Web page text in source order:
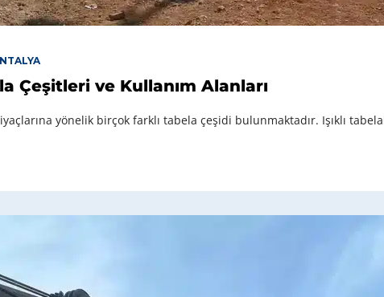
Çeşitleri ve Kullanım Alanları
yönelik birçok farklı tabela çeşidi bulunmaktadır. Işıklı